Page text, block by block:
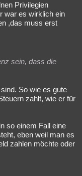
Filme
English
Privilegien
war es wirklich ein
,das muss erst
sein, dass die
So wie es gute
zahlt, wie er für
so einem Fall eine
eben weil man es
zahlen möchte oder